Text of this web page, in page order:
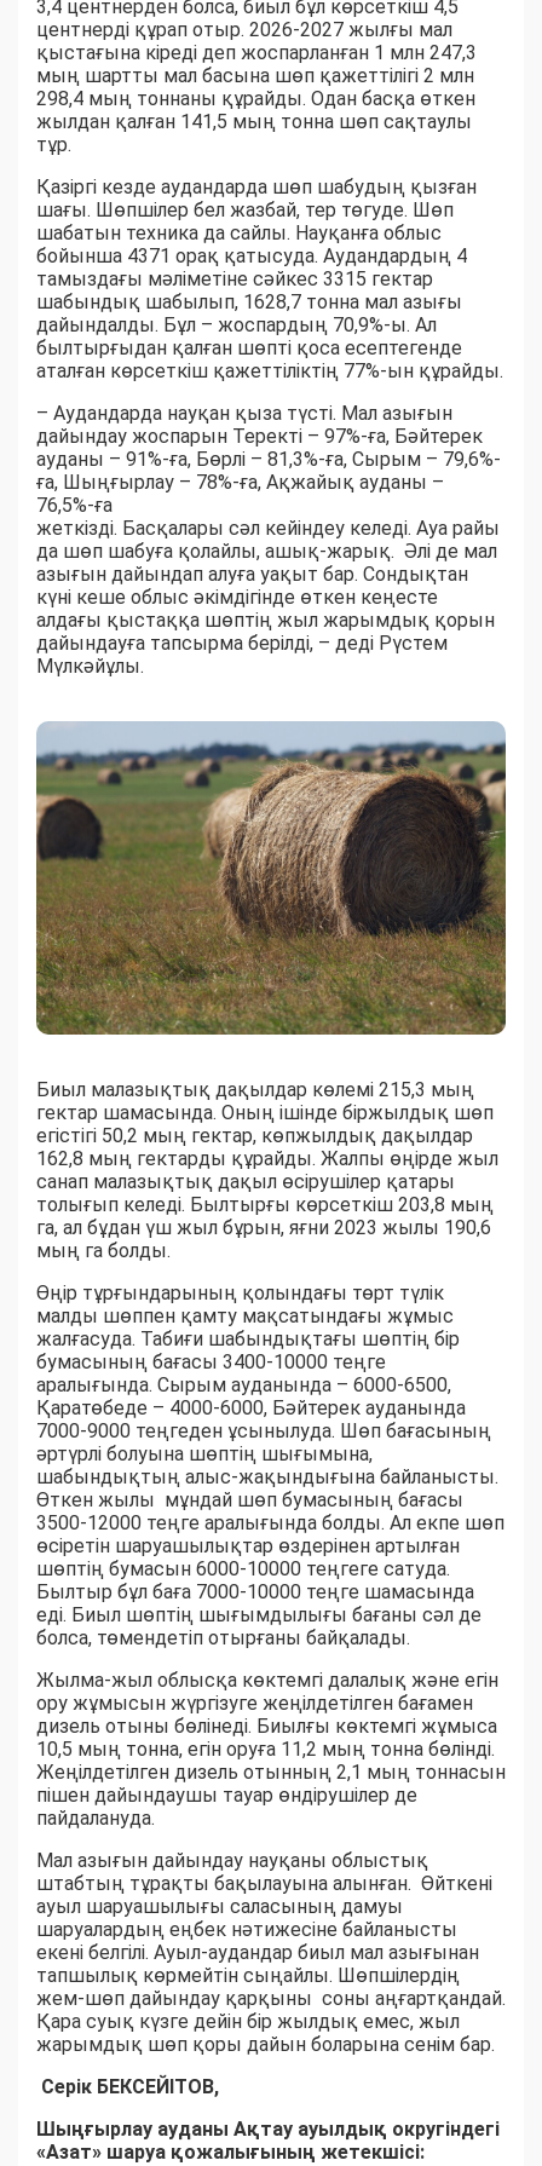
3,4 центнерден болса, биыл бұл көрсеткіш 4,5
центнерді құрап отыр. 2026-2027 жылғы мал
қыстағына кіреді деп жоспарланған 1 млн 247,3
мың шартты мал басына шөп қажеттілігі 2 млн
298,4 мың тоннаны құрайды. Одан басқа өткен
жылдан қалған 141,5 мың тонна шөп сақтаулы
тұр.
Қазіргі кезде аудандарда шөп шабудың қызған
шағы. Шөпшілер бел жазбай, тер төгуде. Шөп
шабатын техника да сайлы. Науқанға облыс
бойынша 4371 орақ қатысуда. Аудандардың 4
тамыздағы мәліметіне сәйкес 3315 гектар
шабындық шабылып, 1628,7 тонна мал азығы
дайындалды. Бұл – жоспардың 70,9%-ы. Ал
былтырғыдан қалған шөпті қоса есептегенде
аталған көрсеткіш қажеттіліктің 77%-ын құрайды.
– Аудандарда науқан қыза түсті. Мал азығын
дайындау жоспарын Теректі – 97%-ға, Бәйтерек
ауданы – 91%-ға, Бөрлі – 81,3%-ға, Сырым – 79,6%-
ға, Шыңғырлау – 78%-ға, Ақжайық ауданы –
76,5%-ға
жеткізді. Басқалары сәл кейіндеу келеді. Ауа райы
да шөп шабуға қолайлы, ашық-жарық. Әлі де мал
азығын дайындап алуға уақыт бар. Сондықтан
күні кеше облыс әкімдігінде өткен кеңесте
алдағы қыстаққа шөптің жыл жарымдық қорын
дайындауға тапсырма берілді, – деді Рүстем
Мүлкәйұлы.
Биыл малазықтық дақылдар көлемі 215,3 мың
гектар шамасында. Оның ішінде біржылдық шөп
егістігі 50,2 мың гектар, көпжылдық дақылдар
162,8 мың гектарды құрайды. Жалпы өңірде жыл
санап малазықтық дақыл өсірушілер қатары
толығып келеді. Былтырғы көрсеткіш 203,8 мың
га, ал бұдан үш жыл бұрын, яғни 2023 жылы 190,6
мың га болды.
Өңір тұрғындарының қолындағы төрт түлік
малды шөппен қамту мақсатындағы жұмыс
жалғасуда. Табиғи шабындықтағы шөптің бір
бумасының бағасы 3400-10000 теңге
аралығында. Сырым ауданында – 6000-6500,
Қаратөбеде – 4000-6000, Бәйтерек ауданында
7000-9000 теңгеден ұсынылуда. Шөп бағасының
әртүрлі болуына шөптің шығымына,
шабындықтың алыс-жақындығына байланысты.
Өткен жылы мұндай шөп бумасының бағасы
3500-12000 теңге аралығында болды. Ал екпе шөп
өсіретін шаруашылықтар өздерінен артылған
шөптің бумасын 6000-10000 теңгеге сатуда.
Былтыр бұл баға 7000-10000 теңге шамасында
еді. Биыл шөптің шығымдылығы бағаны сәл де
болса, төмендетіп отырғаны байқалады.
Жылма-жыл облысқа көктемгі далалық және егін
ору жұмысын жүргізуге жеңілдетілген бағамен
дизель отыны бөлінеді. Биылғы көктемгі жұмыса
10,5 мың тонна, егін оруға 11,2 мың тонна бөлінді.
Жеңілдетілген дизель отынның 2,1 мың тоннасын
пішен дайындаушы тауар өндірушілер де
пайдалануда.
Мал азығын дайындау науқаны облыстық
штабтың тұрақты бақылауына алынған. Өйткені
ауыл шаруашылығы саласының дамуы
шаруалардың еңбек нәтижесіне байланысты
екені белгілі. Ауыл-аудандар биыл мал азығынан
тапшылық көрмейтін сыңайлы. Шөпшілердің
жем-шөп дайындау қарқыны соны аңғартқандай.
Қара суық күзге дейін бір жылдық емес, жыл
жарымдық шөп қоры дайын боларына сенім бар.
Серік БЕКСЕЙІТОВ,
Шыңғырлау ауданы Ақтау ауылдық округіндегі
«Азат» шаруа қожалығының жетекшісі: